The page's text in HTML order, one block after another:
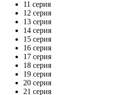
11 серия
12 серия
13 серия
14 серия
15 серия
16 серия
17 серия
18 серия
19 серия
20 серия
21 серия